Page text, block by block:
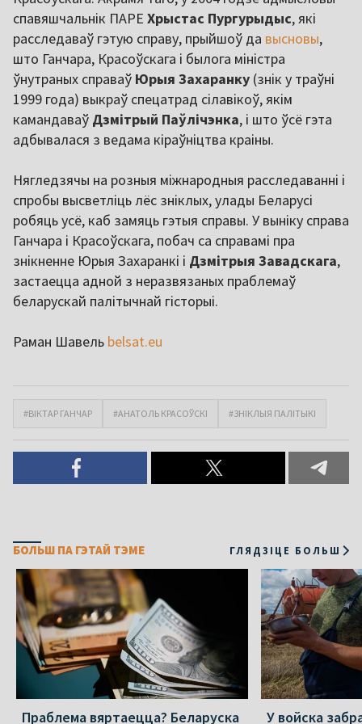
спавяшчальнік ПАРЕ Хрыстас Пургурыдыс, які
расследаваў гэтую справу, прыйшоў да высновы,
што Ганчара, Красоўскага і былога міністра
ўнутраных справаў Юрыя Захаранку (знік у траўні
1999 года) выкраў спецатрад сілавікоў, якім
камандаваў Дзмітрый Паўлічэнка, і што ўсё гэта
адбывалася з ведама кіраўніцтва краіны.
Нягледзячы на розныя міжнародныя расследаванні і
спробы высветліць лёс зніклых, улады Беларусі
робяць усё, каб замяць гэтыя справы. У выніку справа
Ганчара і Красоўскага, побач са справамі пра
знікненне Юрыя Захаранкі і Дзмітрыя Завадскага,
застаецца адной з неразвязаных праблемаў
беларускай палітычнай гісторыі.
Раман Шавель belsat.eu
#ВІКТАР ГАНЧАР #АНАТОЛЬ КРАСОЎСКІ #ЗНІКЛЫЯ ПАЛІТЫКІ
БОЛЬШ ПА ГЭТАЙ ТЭМЕ ГЛЯДЗІЦЕ БОЛЬШ
Праблема вяртаецца? Беларуска
У войска